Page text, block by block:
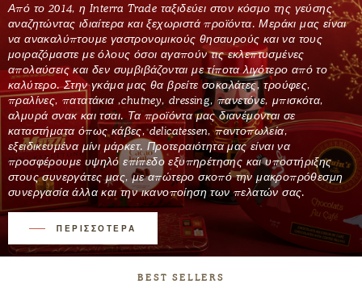
Από το 2014, η Interra Trade ταξιδεύει στον κόσμο της γεύσης
αναζητώντας ιδιαίτερα και ξεχωριστά προϊόντα. Μεράκι μας είναι
να ανακαλύπτουμε γαστρονομικούς θησαυρούς και να τους
μοιραζόμαστε με όλους όσοι αγαπούν τις εκλεπτυσμένες
απολαύσεις και δεν συμβιβάζονται με τίποτα λιγότερο από το
καλύτερο. Στην γκάμα μας θα βρείτε σοκολάτες, τρούφες,
πραλίνες, πατατάκια ,chutney, dressing, πανετόνε, μπισκότα,
αλμυρά σνακ και τσαι. Τα προϊόντα μας διανέμονται σε
καταστήματα όπως κάβες, delicatessen, παντοπωλεία,
εξειδικευμένα μίνι μάρκετ. Προτεραιότητα μας είναι να
προσφέρουμε υψηλό επίπεδο εξυπηρέτησης και υποστήριξης
στους συνεργάτες μας, με απώτερο σκοπό την μακροπρόθεσμη
συνεργασία άλλα και την ικανοποίηση των πελατών σας.
ΠΕΡΙΣΣΟΤΕΡΑ
BEST SELLERS